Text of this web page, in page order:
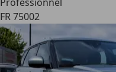
FR 75002